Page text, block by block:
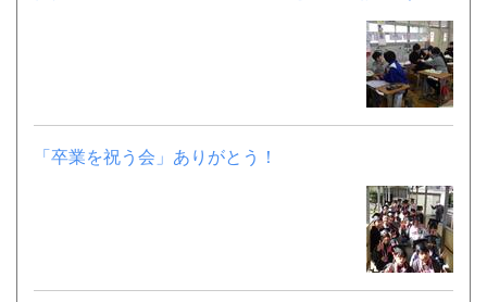
「卒業を祝う会」ありがとう！